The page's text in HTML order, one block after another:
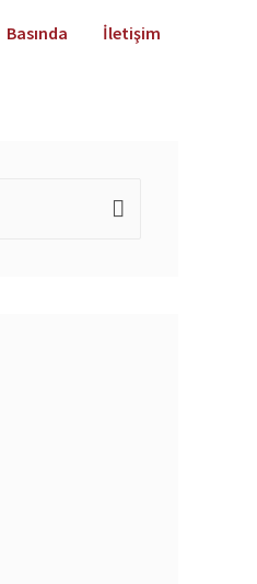
Basında İletişim